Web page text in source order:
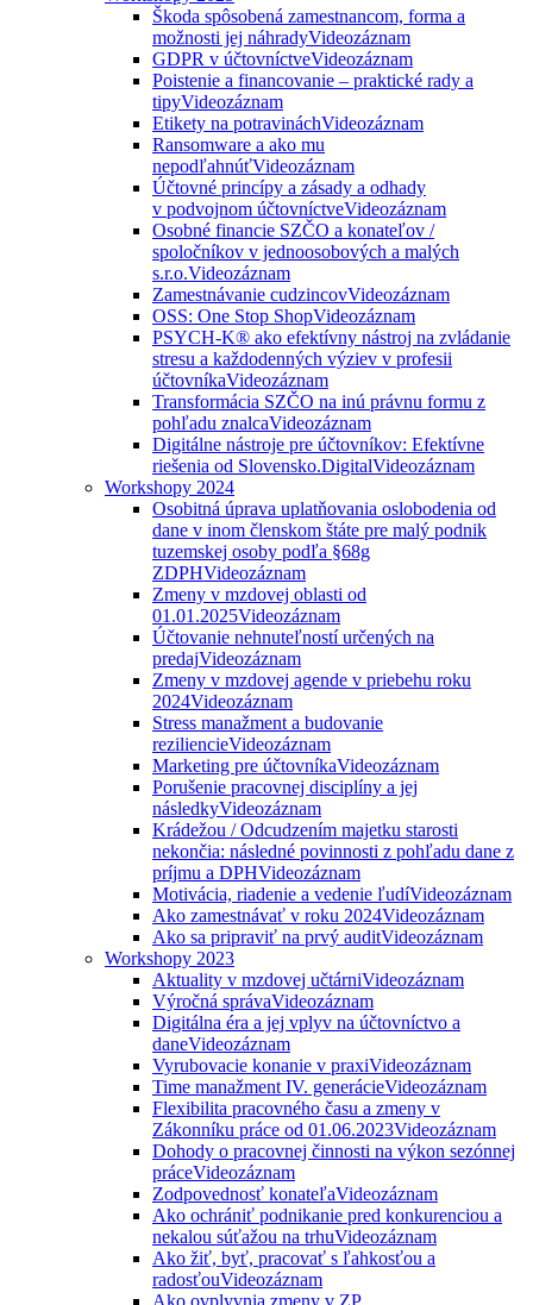
Škoda spôsobená zamestnancom, forma a
možnosti jej náhradyVideozáznam
GDPR v účtovníctveVideozáznam
Poistenie a financovanie – praktické rady a
tipyVideozáznam
Etikety na potravináchVideozáznam
Ransomware a ako mu
nepodľahnúťVideozáznam
Účtovné princípy a zásady a odhady
v podvojnom účtovníctveVideozáznam
Osobné financie SZČO a konateľov /
spoločníkov v jednoosobových a malých
s.r.o.Videozáznam
Zamestnávanie cudzincovVideozáznam
OSS: One Stop ShopVideozáznam
PSYCH-K® ako efektívny nástroj na zvládanie
stresu a každodenných výziev v profesii
účtovníkaVideozáznam
Transformácia SZČO na inú právnu formu z
pohľadu znalcaVideozáznam
Digitálne nástroje pre účtovníkov: Efektívne
riešenia od Slovensko.DigitalVideozáznam
Workshopy 2024
Osobitná úprava uplatňovania oslobodenia od
dane v inom členskom štáte pre malý podnik
tuzemskej osoby podľa §68g
ZDPHVideozáznam
Zmeny v mzdovej oblasti od
01.01.2025Videozáznam
Účtovanie nehnuteľností určených na
predajVideozáznam
Zmeny v mzdovej agende v priebehu roku
2024Videozáznam
Stress manažment a budovanie
reziliencieVideozáznam
Marketing pre účtovníkaVideozáznam
Porušenie pracovnej disciplíny a jej
následkyVideozáznam
Krádežou / Odcudzením majetku starosti
nekončia: následné povinnosti z pohľadu dane z
príjmu a DPHVideozáznam
Motivácia, riadenie a vedenie ľudíVideozáznam
Ako zamestnávať v roku 2024Videozáznam
Ako sa pripraviť na prvý auditVideozáznam
Workshopy 2023
Aktuality v mzdovej učtárniVideozáznam
Výročná správaVideozáznam
Digitálna éra a jej vplyv na účtovníctvo a
daneVideozáznam
Vyrubovacie konanie v praxiVideozáznam
Time manažment IV. generácieVideozáznam
Flexibilita pracovného času a zmeny v
Zákonníku práce od 01.06.2023Videozáznam
Dohody o pracovnej činnosti na výkon sezónnej
práceVideozáznam
Zodpovednosť konateľaVideozáznam
Ako ochrániť podnikanie pred konkurenciou a
nekalou súťažou na trhuVideozáznam
Ako žiť, byť, pracovať s ľahkosťou a
radosťouVideozáznam
Ako ovplyvnia zmeny v ZP